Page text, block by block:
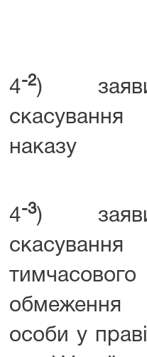
4-2)
скасування
наказу
4-3)
скасування
тимчасового
обмеження
особи у